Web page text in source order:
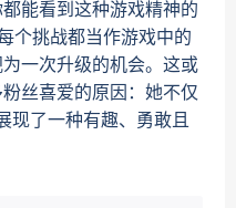
能看到这种游戏精神的
个挑战都当作游戏中的
一次升级的机会。这或
丝喜爱的原因：她不仅
现了一种有趣、勇敢且